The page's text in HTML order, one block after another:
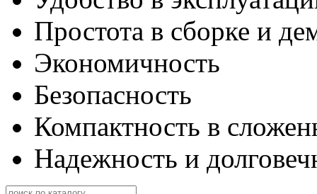
Простота в сборке и
Экономичность
Безопасность
Компактность в
Надежность и